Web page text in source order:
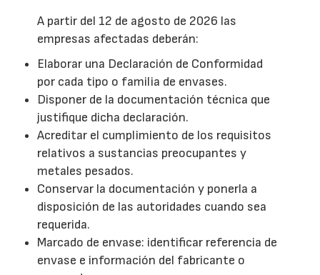
A partir del 12 de agosto de 2026 las
empresas afectadas deberán:
Elaborar una Declaración de Conformidad
por cada tipo o familia de envases.
Disponer de la documentación técnica que
justifique dicha declaración.
Acreditar el cumplimiento de los requisitos
relativos a sustancias preocupantes y
metales pesados.
Conservar la documentación y ponerla a
disposición de las autoridades cuando sea
requerida.
Marcado de envase: identificar referencia de
envase e información del fabricante o